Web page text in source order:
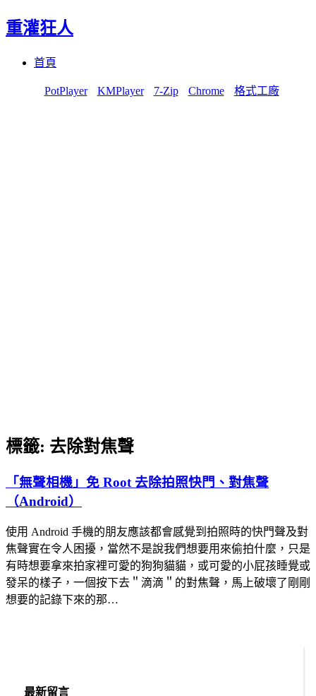
重灌狂人
首頁
PotPlayer KMPlayer 7-Zip Chrome 格式工廠
標籤: 去除對焦聲
「無聲相機」免 Root 去除拍照快門、對焦聲
（Android）
使用 Android 手機的朋友應該都會感覺到拍照時的快門聲及對
焦聲實在令人困擾，當然不是說我們想要用來偷拍什麼，只是
有時想要拿來拍家裡可愛的狗狗貓貓，或可愛的小屁孩睡覺或
發呆的樣子，一個按下去＂滴滴＂的對焦聲，馬上破壞了剛剛
想要的記錄下來的那…
最新留言